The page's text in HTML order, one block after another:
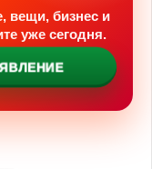
вещи, бизнес и
уже сегодня.